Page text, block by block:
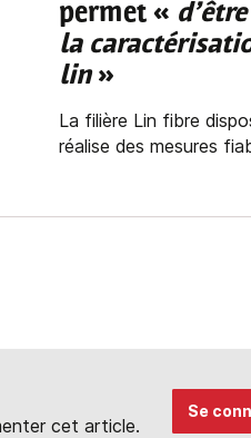
permet «
la
lin»
La filière Lin fibre
réalise des mesures
cet article.
Se